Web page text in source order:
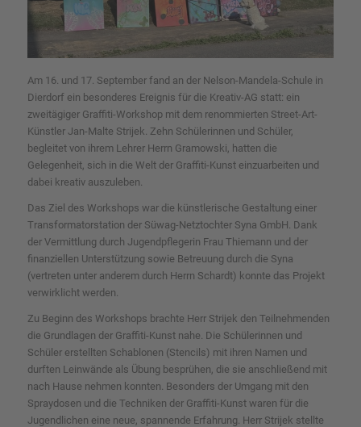
Am 16. und 17. September fand an der Nelson-Mandela-Schule in
Dierdorf ein besonderes Ereignis für die Kreativ-AG statt: ein
zweitägiger Graffiti-Workshop mit dem renommierten Street-Art-
Künstler Jan-Malte Strijek. Zehn Schülerinnen und Schüler,
begleitet von ihrem Lehrer Herrn Gramowski, hatten die
Gelegenheit, sich in die Welt der Graffiti-Kunst einzuarbeiten und
dabei kreativ auszuleben.
Das Ziel des Workshops war die künstlerische Gestaltung einer
Transformatorstation der Süwag-Netztochter Syna GmbH. Dank
der Vermittlung durch Jugendpflegerin Frau Thiemann und der
finanziellen Unterstützung sowie Betreuung durch die Syna
(vertreten unter anderem durch Herrn Schardt) konnte das Projekt
verwirklicht werden.
Zu Beginn des Workshops brachte Herr Strijek den Teilnehmenden
die Grundlagen der Graffiti-Kunst nahe. Die Schülerinnen und
Schüler erstellten Schablonen (Stencils) mit ihren Namen und
durften Leinwände als Übung besprühen, die sie anschließend mit
nach Hause nehmen konnten. Besonders der Umgang mit den
Spraydosen und die Techniken der Graffiti-Kunst waren für die
Jugendlichen eine neue, spannende Erfahrung. Herr Strijek stellte